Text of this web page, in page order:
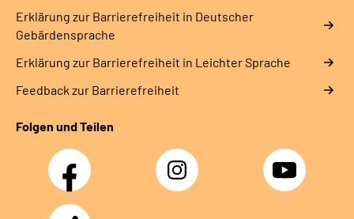
Erklärung zur Barrierefreiheit in Deutscher
Gebärdensprache
Erklärung zur Barrierefreiheit in Leichter Sprache
Feedback zur Barrierefreiheit
Folgen und Teilen
Facebook Instagram YouTube